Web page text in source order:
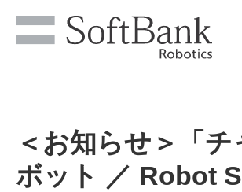
＜お知らせ＞「チ
ボット ／ Robot